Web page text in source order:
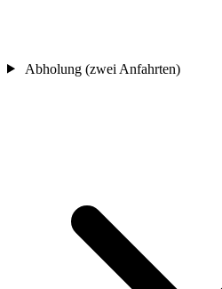
Abholung (zwei Anfahrten)